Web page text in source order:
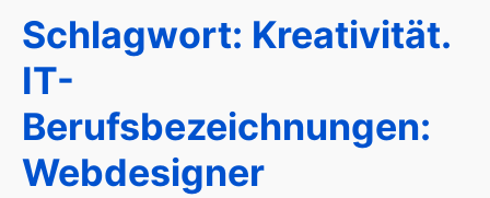
Schlagwort: Kreativität.
IT-
Berufsbezeichnungen:
Webdesigner